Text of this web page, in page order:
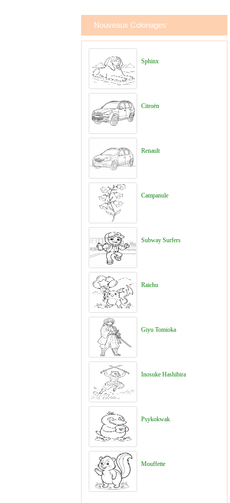
Nouveaux Coloriages
Sphinx
Citroën
Renault
Campanule
Subway Surfers
Raichu
Giyu Tomioka
Inosuke Hashibira
Psykokwak
Mouffette